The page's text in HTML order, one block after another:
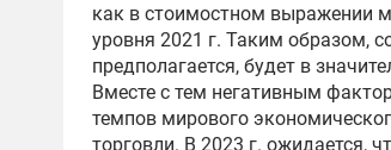
как в стоимостном выражении
уровня 2021 г. Таким образом,
предполагается, будет в
Вместе с тем негативным
темпов мирового
торговли. В 2023 г. ожидается,